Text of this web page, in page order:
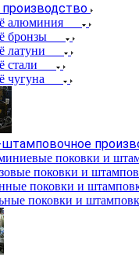
алюминия
бронзы
латуни
стали
чугуна
штамповочное
поковки и
поковки и
поковки и
поковки и